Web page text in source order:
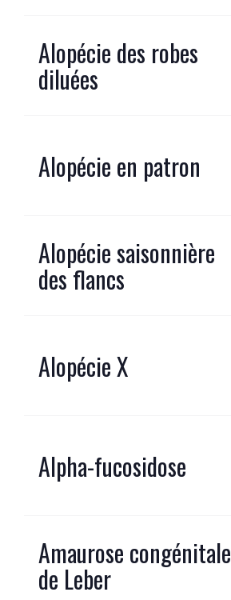
Alopécie des robes
diluées
Alopécie en patron
Alopécie saisonnière
des flancs
Alopécie X
Alpha-fucosidose
Amaurose congénitale
de Leber